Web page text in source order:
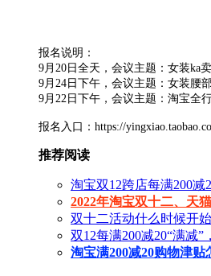
报名说明：
9月20日全天，会议主题：女装ka
9月24日下午，会议主题：女装腰
9月22日下午，会议主题：淘宝全
报名入口：https://
推荐阅读
淘宝双12跨店每满200减
2022年淘宝双十二、天
双十二活动什么时候开
双12每满200减20“满减”
淘宝满200减20购物津贴